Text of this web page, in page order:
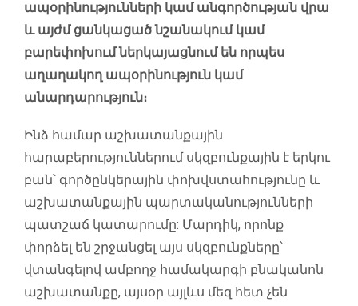
ապօրինությունների կամ անգործության վրա
և այժմ ցանկացած նշանակում կամ
բարեփոխում ներկայացնում են որպես
աղաղակող ապօրինություն կամ
անարդարություն։
Ինձ համար աշխատանքային
հարաբերություններում սկզբունքային է երկու
բան՝ գործընկերային փոխվստահությունը և
աշխատանքային պարտականությունների
պատշաճ կատարումը: Մարդիկ, որոնք
փորձել են շրջանցել այս սկզբունքները՝
վտանգելով ամբողջ համակարգի բնականոն
աշխատանքը, այսօր այլևս մեզ հետ չեն